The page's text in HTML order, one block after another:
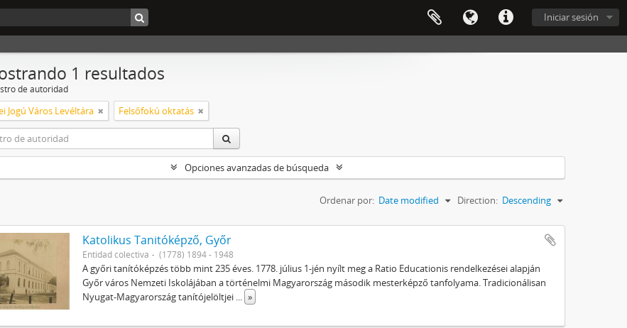
Iniciar sesión
1 resultados
de autoridad
Jogú Város Levéltára Felsőfokú oktatás
Opciones avanzadas de búsqueda
Ordenar por: Date modified Direction: Descending
Katolikus Tanitóképző, Győr
Entidad colectiva (1778) 1894 - 1948
A győri tanítóképzés több mint 235 éves. 1778. július 1-jén nyílt meg a Ratio Educationis rendelkezései alapján
Győr város Nemzeti Iskolájában a történelmi Magyarország második mesterképző tanfolyama. Tradicionálisan
Nyugat-Magyarország tanítójelöltjei ... »